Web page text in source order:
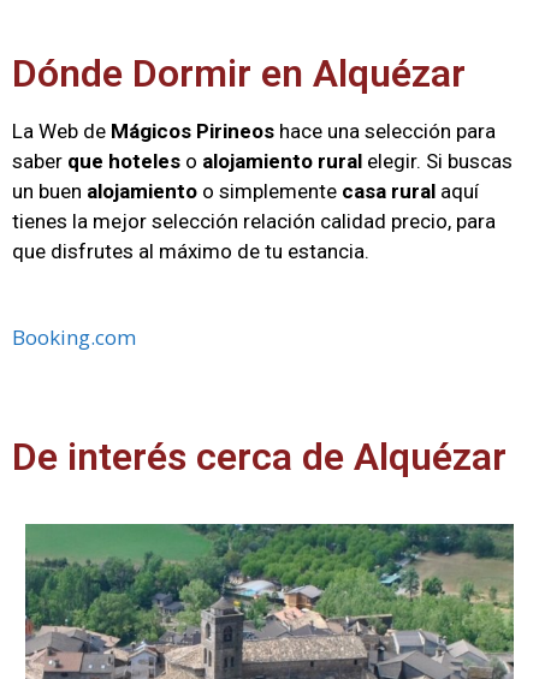
Dónde Dormir en Alquézar
La Web de Mágicos Pirineos hace una selección para
saber que hoteles o alojamiento rural elegir. Si buscas
un buen alojamiento o simplemente casa rural aquí
tienes la mejor selección relación calidad precio, para
que disfrutes al máximo de tu estancia.
Booking.com
De interés cerca de Alquézar